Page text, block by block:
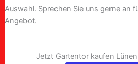
Auswahl. Sprechen Sie uns gerne an
Angebot.
Jetzt Gartentor kaufen